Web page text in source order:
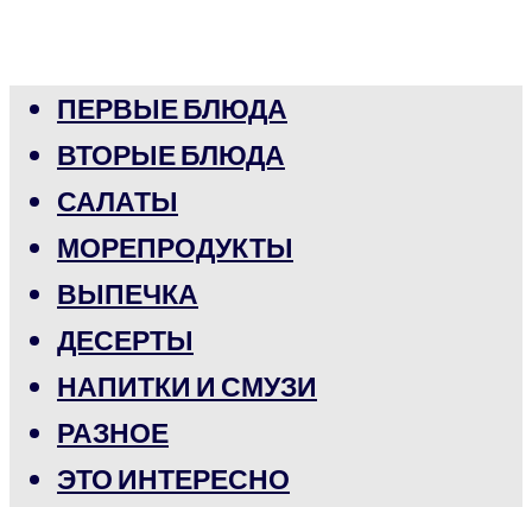
ПЕРВЫЕ БЛЮДА
ВТОРЫЕ БЛЮДА
САЛАТЫ
МОРЕПРОДУКТЫ
ВЫПЕЧКА
ДЕСЕРТЫ
НАПИТКИ И СМУЗИ
РАЗНОЕ
ЭТО ИНТЕРЕСНО